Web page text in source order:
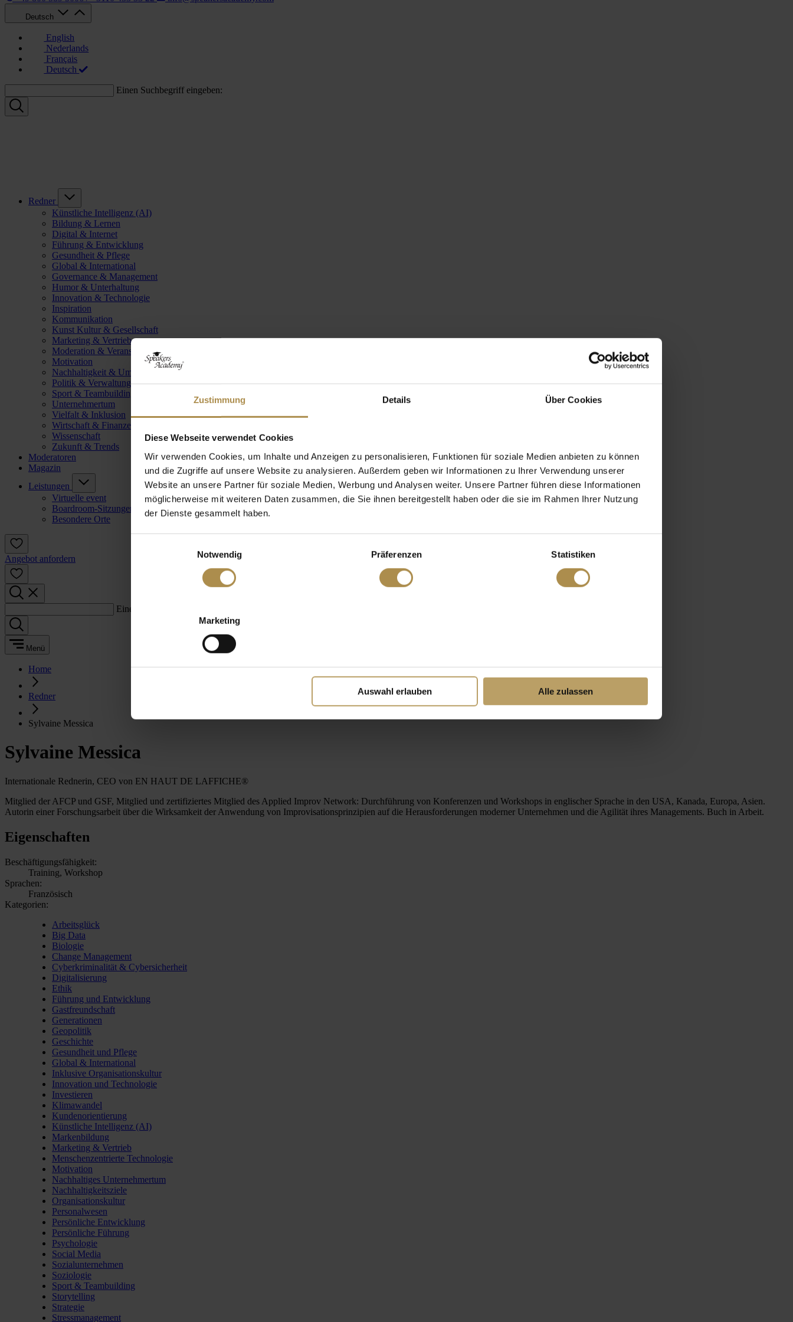
Zustimmung Details Über Cookies
Diese Webseite verwendet Cookies
Wir verwenden Cookies, um Inhalte und Anzeigen zu personalisieren, Funktionen für soziale Medien anbieten zu können
und die Zugriffe auf unsere Website zu analysieren. Außerdem geben wir Informationen zu Ihrer Verwendung unserer
Website an unsere Partner für soziale Medien, Werbung und Analysen weiter. Unsere Partner führen diese Informationen
möglicherweise mit weiteren Daten zusammen, die Sie ihnen bereitgestellt haben oder die sie im Rahmen Ihrer Nutzung
der Dienste gesammelt haben.
Notwendig
Präferenzen Statistiken
Marketing
Auswahl erlauben Alle zulassen
Deutsch
English
Nederlands
Français
Deutsch
Einen Suchbegriff eingeben:
Redner
Künstliche Intelligenz (AI)
Bildung & Lernen
Digital & Internet
Führung & Entwicklung
Gesundheit & Pflege
Global & International
Governance & Management
Humor & Unterhaltung
Innovation & Technologie
Inspiration
Kommunikation
Kunst Kultur & Gesellschaft
Marketing & Vertrieb
Moderation & Veranstaltungsleitung
Motivation
Nachhaltigkeit & Umwelt
Politik & Verwaltung
Sport & Teambuilding
Unternehmertum
Vielfalt & Inklusion
Wirtschaft & Finanzen
Wissenschaft
Zukunft & Trends
Moderatoren
Magazin
Leistungen
Virtuelle event
Boardroom-Sitzungen
Besondere Orte
Angebot anfordern
Einen Suchbegriff eingeben:
Menü
Home
Redner
Sylvaine Messica
Sylvaine Messica
Internationale Rednerin, CEO von EN HAUT DE LAFFICHE®
Mitglied der AFCP und GSF, Mitglied und zertifiziertes Mitglied des Applied Improv Network: Durchführung von Konferenzen und Workshops in englischer Sprache in den USA, Kanada, Europa, Asien.
Autorin einer Forschungsarbeit über die Wirksamkeit der Anwendung von Improvisationsprinzipien auf die Herausforderungen moderner Unternehmen und die Agilität ihres Managements. Buch in Arbeit.
Eigenschaften
Beschäftigungsfähigkeit:
Training, Workshop
Sprachen:
Französisch
Kategorien:
Arbeitsglück
Big Data
Biologie
Change Management
Cyberkriminalität & Cybersicherheit
Digitalisierung
Ethik
Führung und Entwicklung
Gastfreundschaft
Generationen
Geopolitik
Geschichte
Gesundheit und Pflege
Global & International
Inklusive Organisationskultur
Innovation und Technologie
Investieren
Klimawandel
Kundenorientierung
Künstliche Intelligenz (AI)
Markenbildung
Marketing & Vertrieb
Menschenzentrierte Technologie
Motivation
Nachhaltiges Unternehmertum
Nachhaltigkeitsziele
Organisationskultur
Personalwesen
Persönliche Entwicklung
Persönliche Führung
Psychologie
Social Media
Sozialunternehmen
Soziologie
Sport & Teambuilding
Storytelling
Strategie
Stressmanagement